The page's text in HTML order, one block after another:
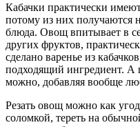
Кабачки практически
потому из них получаются
блюда. Овощ впитывает в
других фруктов,
сделано варенье из
подходящий ингредиент. А
можно, добавляя вообще
Резать овощ можно как
соломкой, тереть на